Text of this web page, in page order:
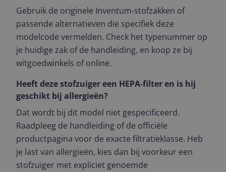
Gebruik de originele Inventum‑stofzakken of
passende alternatieven die specifiek deze
modelcode vermelden. Check het typenummer op
je huidige zak of de handleiding, en koop ze bij
witgoedwinkels of online.
Heeft deze stofzuiger een HEPA‑filter en is hij
geschikt bij allergieën?
Dat wordt bij dit model niet gespecificeerd.
Raadpleeg de handleiding of de officiële
productpagina voor de exacte filtratieklasse. Heb
je last van allergieën, kies dan bij voorkeur een
stofzuiger met expliciet genoemde